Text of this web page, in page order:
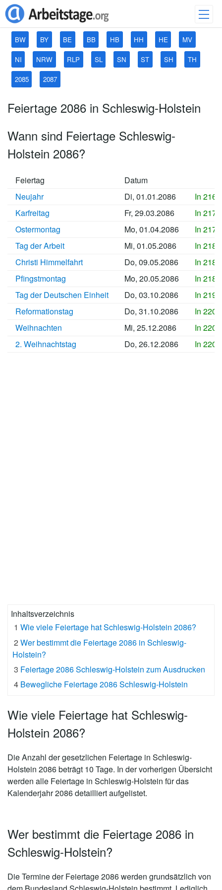
BW BY BE BB HB HH HE MV
NI NRW RLP SL SN ST SH TH
2085 2087
Feiertage 2086 in Schleswig-Holstein
Wann sind Feiertage Schleswig-
Holstein 2086?
Feiertag
Datum
Neujahr
Di, 01.01.2086
In
Karfreitag
Fr, 29.03.2086
In
Ostermontag
Mo, 01.04.2086
In
Tag der Arbeit
Mi, 01.05.2086
In
Christi Himmelfahrt
Do, 09.05.2086
In
Pfingstmontag
Mo, 20.05.2086
In
Tag der Deutschen Einheit
Do, 03.10.2086
In
Reformationstag
Do, 31.10.2086
In
Weihnachten
Mi, 25.12.2086
In
2. Weihnachtstag
Do, 26.12.2086 In
Inhaltsverzeichnis
1 Wie viele Feiertage hat Schleswig-Holstein 2086?
2 Wer bestimmt die Feiertage 2086 in Schleswig-
Holstein?
3 Feiertage 2086 Schleswig-Holstein zum Ausdrucken
4 Bewegliche Feiertage 2086 Schleswig-Holstein
Wie viele Feiertage hat Schleswig-
Holstein 2086?
Die Anzahl der gesetzlichen Feiertage in Schleswig-
Holstein 2086 beträgt 10 Tage. In der vorherigen Übersicht
werden alle Feiertage in Schleswig-Holstein für das
Kalenderjahr 2086 detailliert aufgelistet.
Wer bestimmt die Feiertage 2086 in
Schleswig-Holstein?
Die Termine der Feiertage 2086 werden grundsätzlich von